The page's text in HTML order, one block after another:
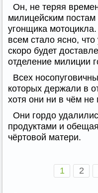
Он, не теряя
милицейским постам
угонщика
всем стало ясно,
скоро будет
отделение милиции
Всех
которых держали в
хотя они ни в чём не
Они гордо
продуктами и
чёртовой матери.
1 2